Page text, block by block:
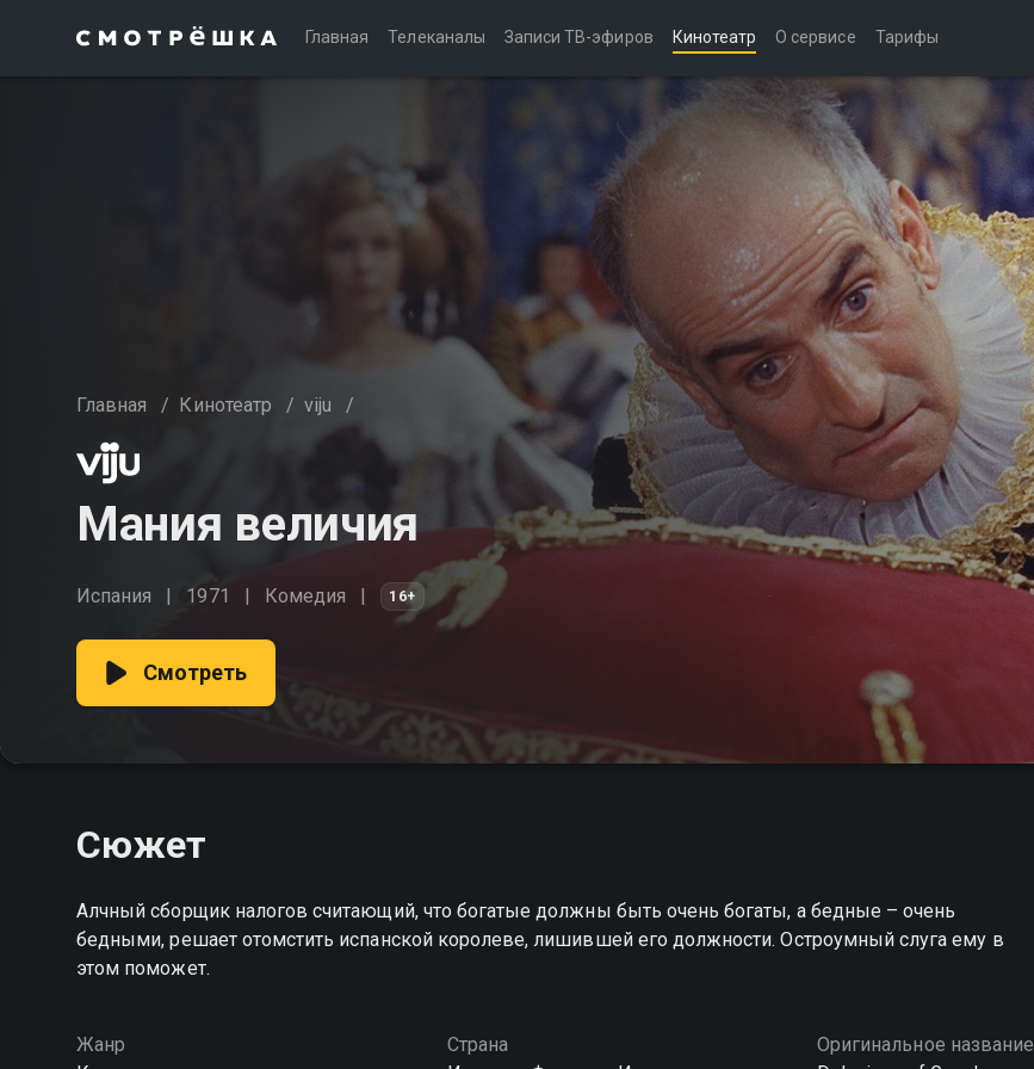
Главная Телеканалы Записи ТВ-эфиров Кинотеатр О сервисе Тарифы
Главная / Кинотеатр / viju /
Мания величия
Испания 1971 Комедия 16+
Смотреть
Сюжет
Алчный сборщик налогов считающий, что богатые должны быть очень богаты, а бедные – очень
бедными, решает отомстить испанской королеве, лишившей его должности. Остроумный слуга ему в
этом поможет.
Жанр
Страна
Оригинальное название